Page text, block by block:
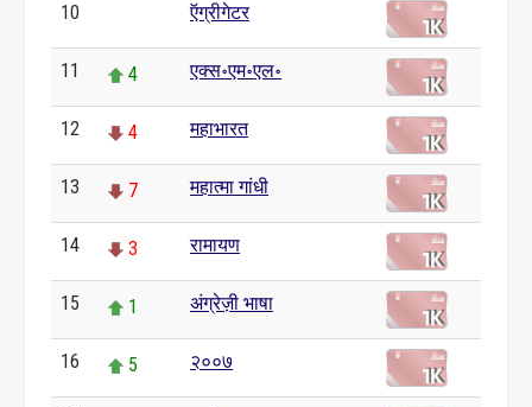
10 ऍग्रीगेटर
11 4 एक्स॰एम॰एल॰
12 4 महाभारत
13 7 महात्मा गांधी
14 3 रामायण
15 1 अंग्रेज़ी भाषा
16 5 २००७